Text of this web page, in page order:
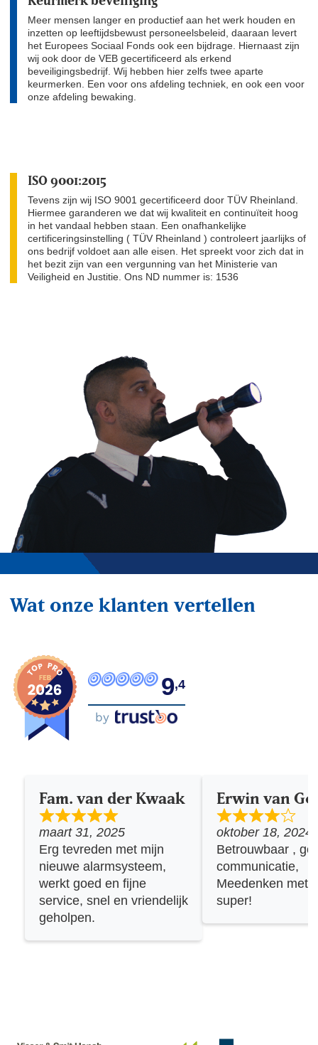
Meer mensen langer en productief aan het werk houden en
inzetten op leeftijdsbewust personeelsbeleid, daaraan levert
het Europees Sociaal Fonds ook een bijdrage. Hiernaast zijn
wij ook door de VEB gecertificeerd als erkend
beveiligingsbedrijf. Wij hebben hier zelfs twee aparte
keurmerken. Een voor ons afdeling techniek, en ook een voor
onze afdeling bewaking.
ISO 9001:2015
Tevens zijn wij ISO 9001 gecertificeerd door TÜV Rheinland.
Hiermee garanderen we dat wij kwaliteit en continuïteit hoog
in het vandaal hebben staan. Een onafhankelijke
certificeringsinstelling ( TÜV Rheinland ) controleert jaarlijks of
ons bedrijf voldoet aan alle eisen. Het spreekt voor zich dat in
het bezit zijn van een vergunning van het Ministerie van
Veiligheid en Justitie. Ons ND nummer is: 1536
Wat onze klanten vertellen
9,4
by
Fam. van der Kwaak
maart 31, 2025
Erg tevreden met mijn
nieuwe alarmsysteem,
werkt goed en fijne
service, snel en vriendelijk
geholpen.
Erwin van
oktober 18, 2024
Betrouwbaar ,
communicatie,
Meedenken met
super!